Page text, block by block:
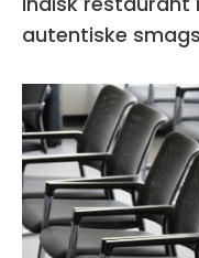
autentiske